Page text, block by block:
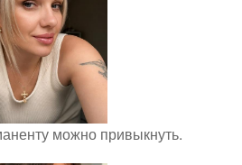
можно привыкнуть.